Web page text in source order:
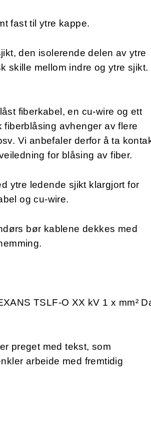
fast til ytre kappe.
den isolerende delen av ytre
skille mellom indre og ytre sjikt.
fiberkabel, en cu-wire og ett
fiberblåsing avhenger av flere
Vi anbefaler derfor å ta
for blåsing av fiber.
ytre ledende sjikt klargjort for
og cu-wire.
bør kablene dekkes med
TSLF-O XX kV 1 x mm²
preget med tekst, som
arbeide med fremtidig